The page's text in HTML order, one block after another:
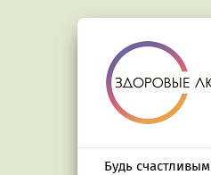
Будь счастливым